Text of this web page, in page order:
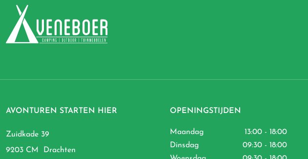
AVONTUREN STARTEN HIER
Zuidkade 39
9203 CM Drachten
OPENINGSTIJDEN
Maandag
13:00 - 18:00
Dinsdag
09:30 - 18:00